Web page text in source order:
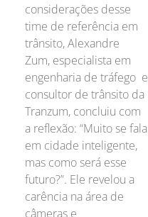
considerações desse
time de referência em
trânsito, Alexandre
Zum, especialista em
engenharia de tráfego e
consultor de trânsito da
Tranzum, concluiu com
a reflexão: “Muito se fala
em cidade inteligente,
mas como será esse
futuro?”. Ele revelou a
carência na área de
câmeras e